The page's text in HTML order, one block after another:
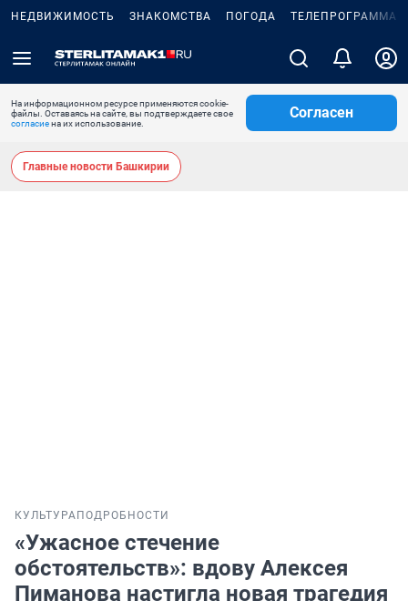
НЕДВИЖИМОСТЬ ЗНАКОМСТВА ПОГОДА ТЕЛЕПРОГРАММА
На информационном ресурсе применяются cookie-
файлы. Оставаясь на сайте, вы подтверждаете свое
согласиена их использование.
Согласен
Главные новости Башкирии
КУЛЬТУРА ПОДРОБНОСТИ
«Ужасное стечение
обстоятельств»: вдову Алексея
Пиманова настигла новая трагедия